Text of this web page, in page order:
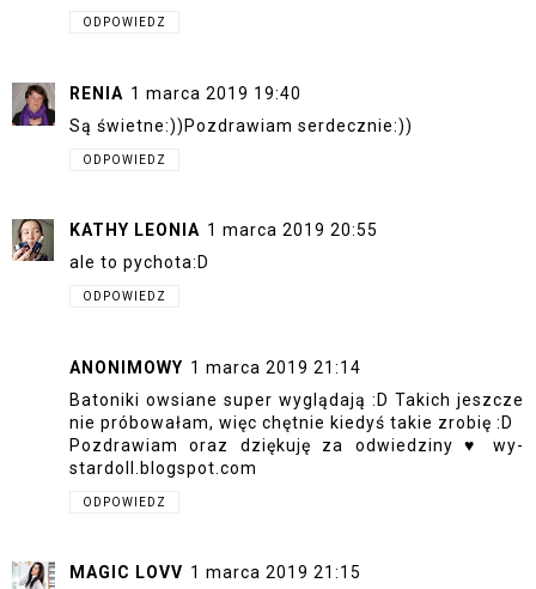
ODPOWIEDZ
RENIA 1 marca 2019 19:40
Są świetne:))Pozdrawiam serdecznie:))
ODPOWIEDZ
KATHY LEONIA 1 marca 2019 20:55
ale to pychota:D
ODPOWIEDZ
ANONIMOWY 1 marca 2019 21:14
Batoniki owsiane super wyglądają :D Takich jeszcze
nie próbowałam, więc chętnie kiedyś takie zrobię :D
Pozdrawiam oraz dziękuję za odwiedziny ♥ wy-
stardoll.blogspot.com
ODPOWIEDZ
MAGIC LOVV 1 marca 2019 21:15